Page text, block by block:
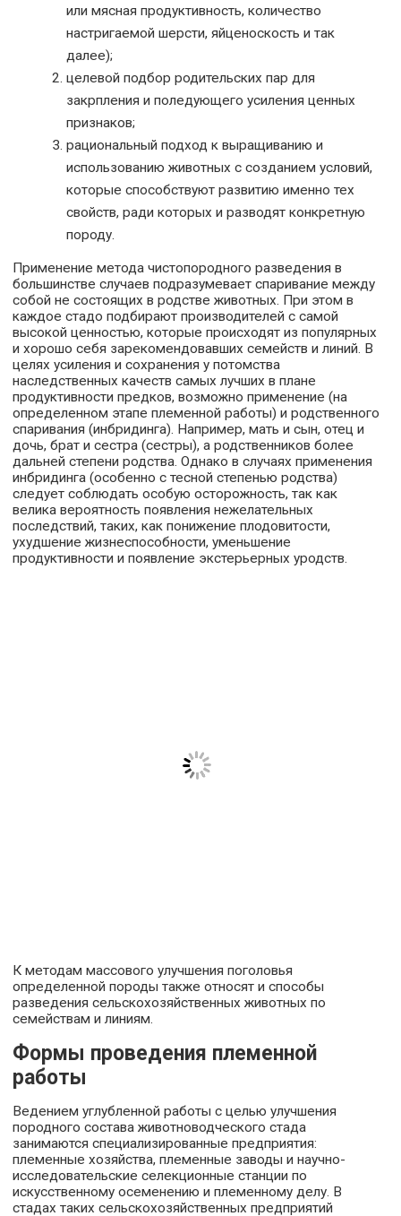
или мясная продуктивность, количество
настригаемой шерсти, яйценоскость и так
далее);
целевой подбор родительских пар для
закрпления и поледующего усиления ценных
признаков;
рациональный подход к выращиванию и
использованию животных с созданием условий,
которые способствуют развитию именно тех
свойств, ради которых и разводят конкретную
породу.
Применение метода чистопородного разведения в
большинстве случаев подразумевает спаривание между
собой не состоящих в родстве животных. При этом в
каждое стадо подбирают производителей с самой
высокой ценностью, которые происходят из популярных
и хорошо себя зарекомендовавших семейств и линий. В
целях усиления и сохранения у потомства
наследственных качеств самых лучших в плане
продуктивности предков, возможно применение (на
определенном этапе племенной работы) и родственного
спаривания (инбридинга). Например, мать и сын, отец и
дочь, брат и сестра (сестры), а родственников более
дальней степени родства. Однако в случаях применения
инбридинга (особенно с тесной степенью родства)
следует соблюдать особую осторожность, так как
велика вероятность появления нежелательных
последствий, таких, как понижение плодовитости,
ухудшение жизнеспособности, уменьшение
продуктивности и появление экстерьерных уродств.
К методам массового улучшения поголовья
определенной породы также относят и способы
разведения сельскохозяйственных животных по
семействам и линиям.
Формы проведения племенной
работы
Ведением углубленной работы с целью улучшения
породного состава животноводческого стада
занимаются специализированные предприятия:
племенные хозяйства, племенные заводы и научно-
исследовательские селекционные станции по
искусственному осеменению и племенному делу. В
стадах таких сельскохозяйственных предприятий